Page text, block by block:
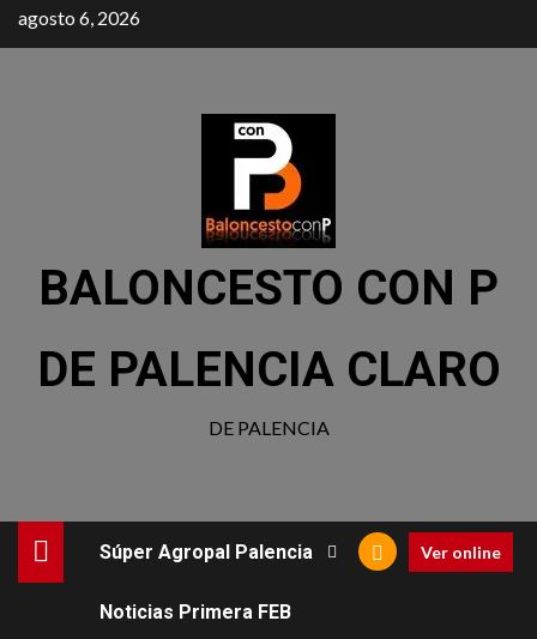
agosto 6, 2026
BALONCESTO CON P
DE PALENCIA CLARO
DE PALENCIA
Súper Agropal Palencia
Noticias Primera FEB
Ver online